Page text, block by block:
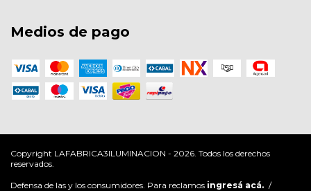
Medios de pago
Copyright LAFABRICA3ILUMINACION - 2026. Todos los derechos
reservados.
Defensa de las y los consumidores. Para reclamos ingresá acá. /